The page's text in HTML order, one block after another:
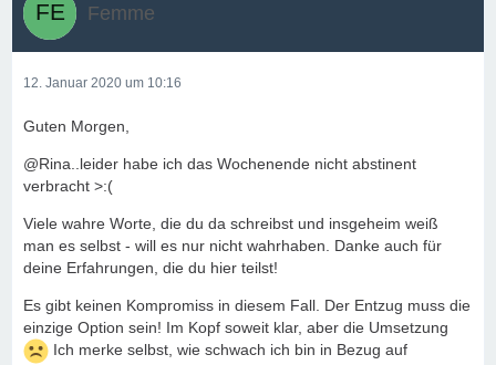
Femme
12. Januar 2020 um 10:16
Guten Morgen,
@Rina..leider habe ich das Wochenende nicht abstinent
verbracht >:(
Viele wahre Worte, die du da schreibst und insgeheim weiß
man es selbst - will es nur nicht wahrhaben. Danke auch für
deine Erfahrungen, die du hier teilst!
Es gibt keinen Kompromiss in diesem Fall. Der Entzug muss die
einzige Option sein! Im Kopf soweit klar, aber die Umsetzung
Ich merke selbst, wie schwach ich bin in Bezug auf